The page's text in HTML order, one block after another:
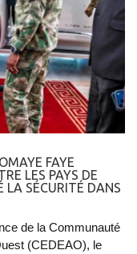
FAYE
LES PAYS DE
LA SÉCURITÉ DANS
de la Communauté
(CEDEAO), le